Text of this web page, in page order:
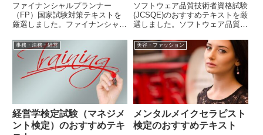
ファイナンシャルプランナー
（FP）国家試験対策テキストを
厳選しました。ファイナンシャル
とお金に関する幅広い知識が身に
着きます。
ソフトウェア品質技術者資格試験
(JCSQE)のおすすめテキストを厳
選しました。ソフトウェア品質技
ると、ソフトウェア品質に関する
幅広い知識が身に着きます。
事務・法務・経営
経営学検定試験（マネジメ
ント検定）のおすすめテキ
美容・ファッション
メンタルメイクセラピスト
検定のおすすめテキスト